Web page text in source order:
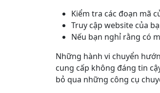
Kiểm tra các đoạn mã
Truy cập website của
Nếu bạn nghỉ rằng có
Những hành vi chuyển
cung cấp không đáng tin
bỏ qua những công cụ